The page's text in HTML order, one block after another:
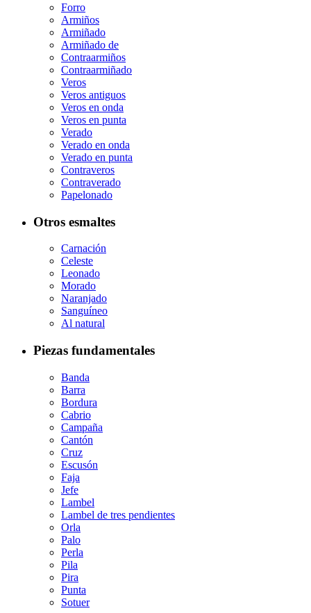
Forro
Armiños
Armiñado
Armiñado de
Contraarmiños
Contraarmiñado
Veros
Veros antiguos
Veros en onda
Veros en punta
Verado
Verado en onda
Verado en punta
Contraveros
Contraverado
Papelonado
Otros esmaltes
Carnación
Celeste
Leonado
Morado
Naranjado
Sanguíneo
Al natural
Piezas fundamentales
Banda
Barra
Bordura
Cabrio
Campaña
Cantón
Cruz
Escusón
Faja
Jefe
Lambel
Lambel de tres pendientes
Orla
Palo
Perla
Pila
Pira
Punta
Sotuer